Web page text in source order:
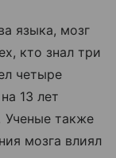
языка, мозг
кто знал три
четыре
13 лет
также
мозга влиял